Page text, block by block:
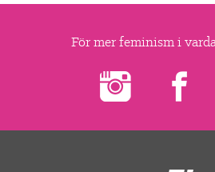
För mer feminism i